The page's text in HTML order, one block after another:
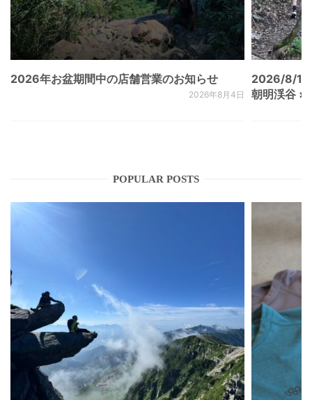
2026年お盆期間中の店舗営業のお知らせ
2026年8月4日
2026/8/
朝明渓谷 ×
POPULAR POSTS